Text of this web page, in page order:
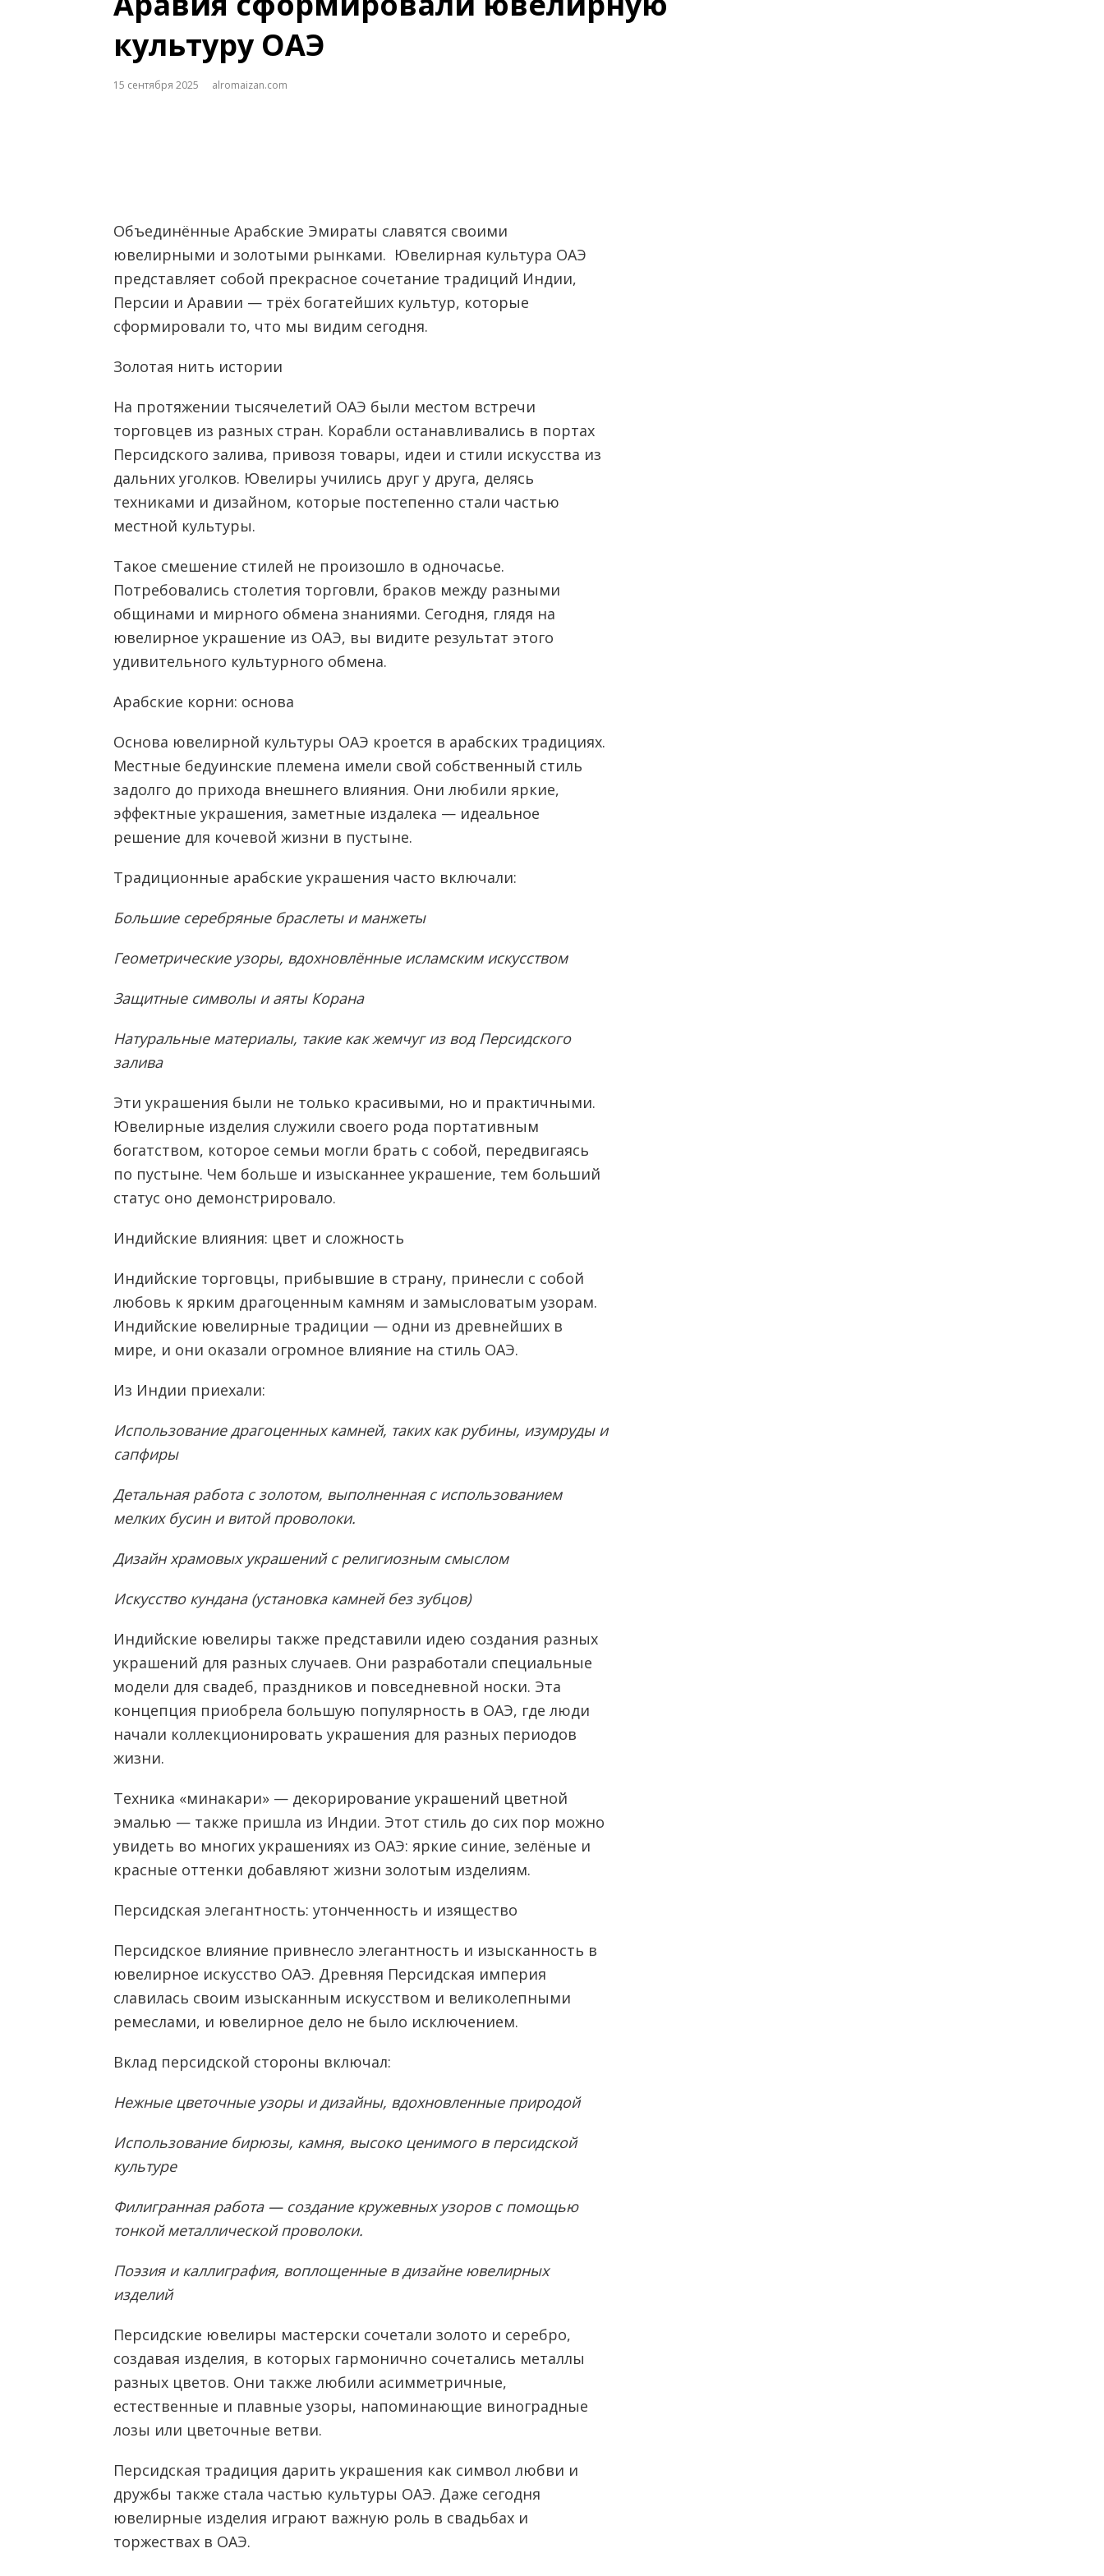
культуру ОАЭ
15 сентября 2025 alromaizan.com
Объединённые Арабские Эмираты славятся своими
ювелирными и золотыми рынками. Ювелирная культура ОАЭ
представляет собой прекрасное сочетание традиций Индии,
Персии и Аравии — трёх богатейших культур, которые
сформировали то, что мы видим сегодня.
Золотая нить истории
На протяжении тысячелетий ОАЭ были местом встречи
торговцев из разных стран. Корабли останавливались в портах
Персидского залива, привозя товары, идеи и стили искусства из
дальних уголков. Ювелиры учились друг у друга, делясь
техниками и дизайном, которые постепенно стали частью
местной культуры.
Такое смешение стилей не произошло в одночасье.
Потребовались столетия торговли, браков между разными
общинами и мирного обмена знаниями. Сегодня, глядя на
ювелирное украшение из ОАЭ, вы видите результат этого
удивительного культурного обмена.
Арабские корни: основа
Основа ювелирной культуры ОАЭ кроется в арабских традициях.
Местные бедуинские племена имели свой собственный стиль
задолго до прихода внешнего влияния. Они любили яркие,
эффектные украшения, заметные издалека — идеальное
решение для кочевой жизни в пустыне.
Традиционные арабские украшения часто включали:
Большие серебряные браслеты и манжеты
Геометрические узоры, вдохновлённые исламским искусством
Защитные символы и аяты Корана
Натуральные материалы, такие как жемчуг из вод Персидского
залива
Эти украшения были не только красивыми, но и практичными.
Ювелирные изделия служили своего рода портативным
богатством, которое семьи могли брать с собой, передвигаясь
по пустыне. Чем больше и изысканнее украшение, тем больший
статус оно демонстрировало.
Индийские влияния: цвет и сложность
Индийские торговцы, прибывшие в страну, принесли с собой
любовь к ярким драгоценным камням и замысловатым узорам.
Индийские ювелирные традиции — одни из древнейших в
мире, и они оказали огромное влияние на стиль ОАЭ.
Из Индии приехали:
Использование драгоценных камней, таких как рубины, изумруды и
сапфиры
Детальная работа с золотом, выполненная с использованием
мелких бусин и витой проволоки.
Дизайн храмовых украшений с религиозным смыслом
Искусство кундана (установка камней без зубцов)
Индийские ювелиры также представили идею создания разных
украшений для разных случаев. Они разработали специальные
модели для свадеб, праздников и повседневной носки. Эта
концепция приобрела большую популярность в ОАЭ, где люди
начали коллекционировать украшения для разных периодов
жизни.
Техника «минакари» — декорирование украшений цветной
эмалью — также пришла из Индии. Этот стиль до сих пор можно
увидеть во многих украшениях из ОАЭ: яркие синие, зелёные и
красные оттенки добавляют жизни золотым изделиям.
Персидская элегантность: утонченность и изящество
Персидское влияние привнесло элегантность и изысканность в
ювелирное искусство ОАЭ. Древняя Персидская империя
славилась своим изысканным искусством и великолепными
ремеслами, и ювелирное дело не было исключением.
Вклад персидской стороны включал:
Нежные цветочные узоры и дизайны, вдохновленные природой
Использование бирюзы, камня, высоко ценимого в персидской
культуре
Филигранная работа — создание кружевных узоров с помощью
тонкой металлической проволоки.
Поэзия и каллиграфия, воплощенные в дизайне ювелирных
изделий
Персидские ювелиры мастерски сочетали золото и серебро,
создавая изделия, в которых гармонично сочетались металлы
разных цветов. Они также любили асимметричные,
естественные и плавные узоры, напоминающие виноградные
лозы или цветочные ветви.
Персидская традиция дарить украшения как символ любви и
дружбы также стала частью культуры ОАЭ. Даже сегодня
ювелирные изделия играют важную роль в свадьбах и
торжествах в ОАЭ.